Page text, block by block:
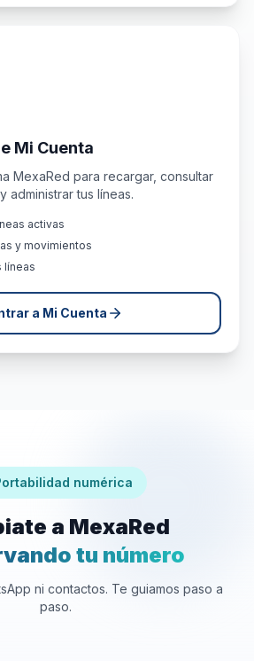
Mi Cuenta
MexaRed para recargar, consultar
administrar tus líneas.
activas
y movimientos
líneas
a Mi Cuenta
numérica
a MexaRed
tu número
ni contactos. Te guiamos paso a
paso.